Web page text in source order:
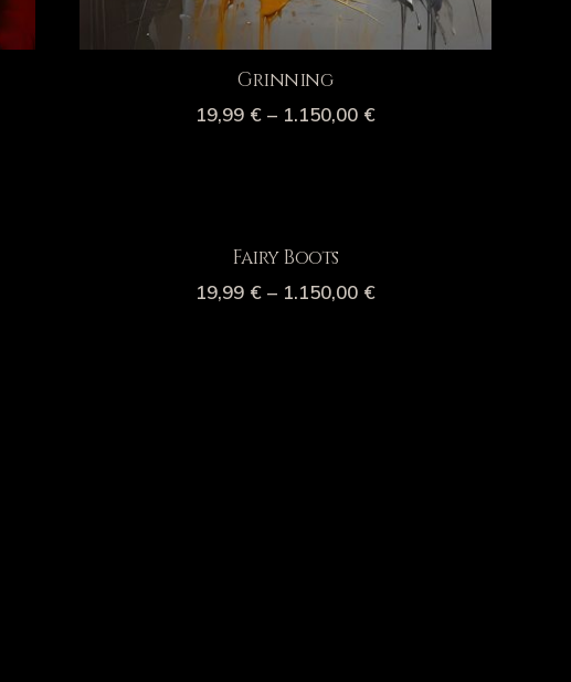
Grinning
19,99 €– 1.150,00 €
Fairy Boots
19,99 €– 1.150,00 €